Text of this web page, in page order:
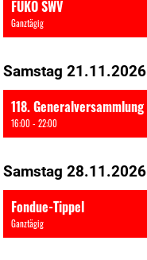
FUKO SWV
Ganztägig
Samstag 21.11.2026
118. Generalversammlung
16:00 - 22:00
Samstag 28.11.2026
Fondue-Tippel
Ganztägig